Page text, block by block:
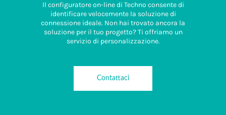
Il configuratore on-line di Techno consente di
identificare velocemente la soluzione di
connessione ideale. Non hai trovato ancora la
soluzione per il tuo progetto? Ti offriamo un
servizio di personalizzazione.
Contattaci